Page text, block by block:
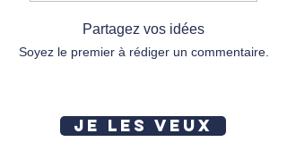
Partagez vos idées
Soyez le premier à rédiger un commentaire.
JE LES VEUX